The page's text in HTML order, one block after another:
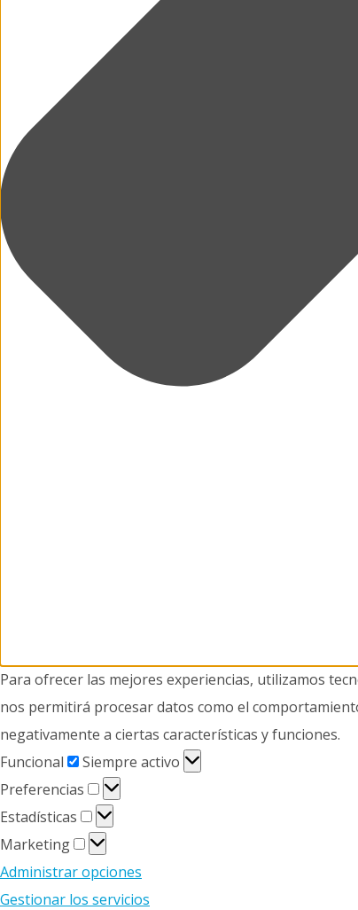
Para ofrecer las mejores experiencias, utilizamos
nos permitirá procesar datos como el
negativamente a ciertas características y funciones.
Funcional
Funcional
Siempre activo
Preferencias
Preferencias
Estadísticas
Estadísticas
Marketing
Marketing
Administrar opciones
Gestionar los servicios